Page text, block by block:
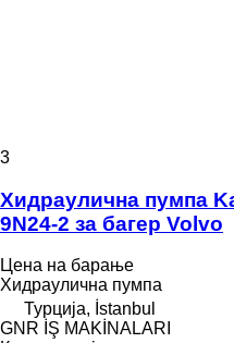
3
Хидраулична пумпа
9N24-2 за багер Volvo
Цена на барање
Хидраулична пумпа
Турција, İstanbul
GNR İŞ MAKİNALARI